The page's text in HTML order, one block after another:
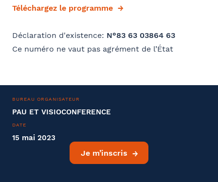
Téléchargez le programme
Déclaration d'existence: N°83 63 03864 63
Ce numéro ne vaut pas agrément de l’État
BUREAU ORGANISATEUR
PAU ET VISIOCONFERENCE
DATE
15 mai 2023
Je m’inscris